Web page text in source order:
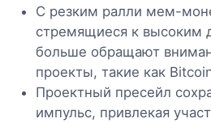
С резким ралли мем-
стремящиеся к высоким
больше обращают
проекты, такие как
Проектный пресейл
импульс, привлекая